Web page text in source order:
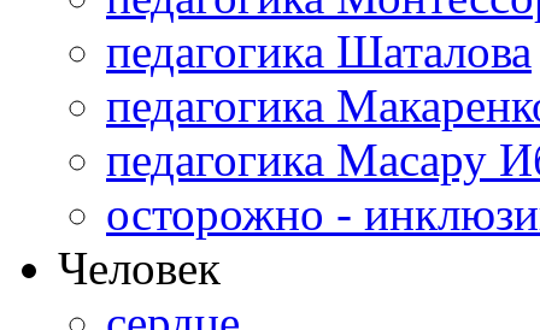
педагогика Шаталова
педагогика
педагогика Масару
осторожно -
Человек